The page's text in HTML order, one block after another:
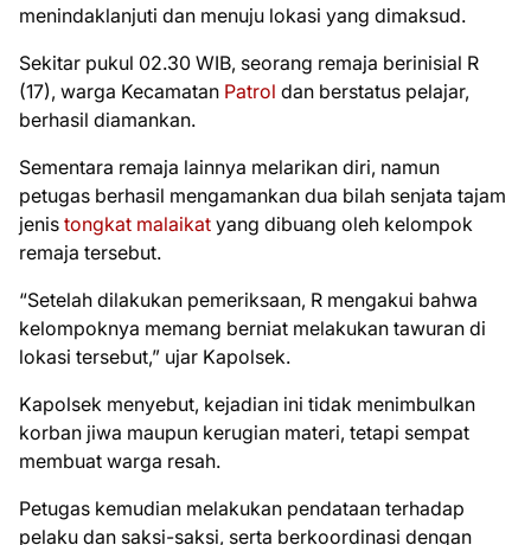
menindaklanjuti dan menuju lokasi yang dimaksud.
Sekitar pukul 02.30 WIB, seorang remaja berinisial R
(17), warga Kecamatan Patrol dan berstatus pelajar,
berhasil diamankan.
Sementara remaja lainnya melarikan diri, namun
petugas berhasil mengamankan dua bilah senjata tajam
jenis tongkat malaikat yang dibuang oleh kelompok
remaja tersebut.
“Setelah dilakukan pemeriksaan, R mengakui bahwa
kelompoknya memang berniat melakukan tawuran di
lokasi tersebut,” ujar Kapolsek.
Kapolsek menyebut, kejadian ini tidak menimbulkan
korban jiwa maupun kerugian materi, tetapi sempat
membuat warga resah.
Petugas kemudian melakukan pendataan terhadap
pelaku dan saksi-saksi, serta berkoordinasi dengan